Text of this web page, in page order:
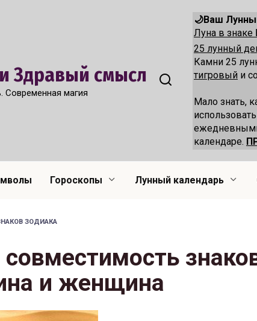
Здравый смысл
Современная магия
🌙Ваш
Луна в
25 лунный
Камни 25
тигровый и
Мало знать,
календаре.
Гороскопы Лунный календарь
ЗОДИАКА
и женщина